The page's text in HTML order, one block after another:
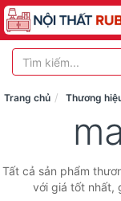
Trang chủ Thương
Tất cả sản phẩm
với giá tốt nhất,